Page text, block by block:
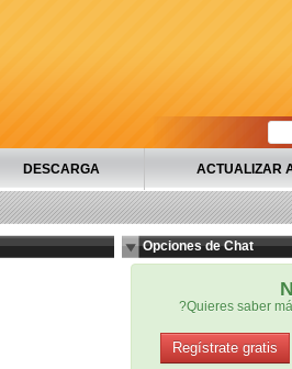
DESCARGA ACTUALIZAR
Opciones de Chat
?Quieres saber
Regístrate gratis